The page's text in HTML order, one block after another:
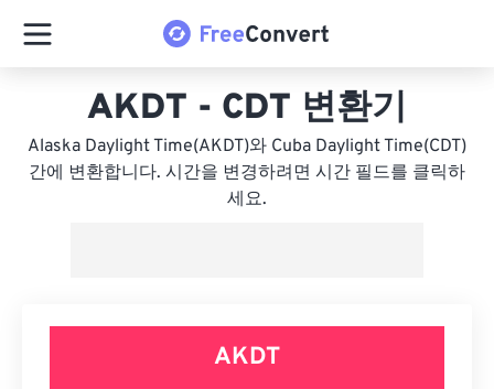
AKDT - CDT 변환기
Alaska Daylight Time(AKDT)와 Cuba Daylight Time(CDT)
간에 변환합니다. 시간을 변경하려면 시간 필드를 클릭하
세요.
AKDT